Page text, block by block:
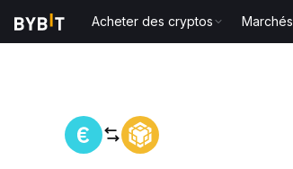
Acheter des cryptos Marchés